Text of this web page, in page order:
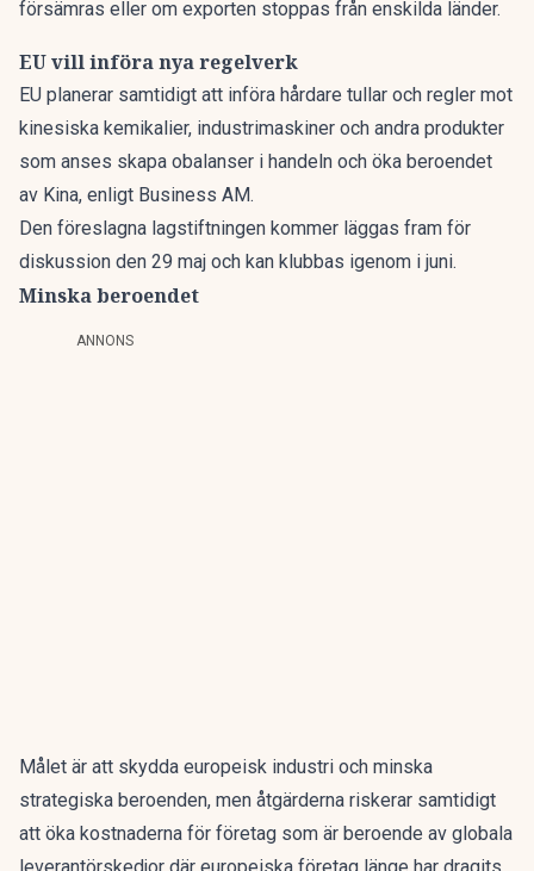
försämras eller om exporten stoppas från enskilda länder.
EU vill införa nya regelverk
EU planerar samtidigt att införa hårdare tullar och regler mot
kinesiska kemikalier, industrimaskiner och andra produkter
som anses skapa obalanser i handeln och öka beroendet
av Kina, enligt Business AM.
Den föreslagna lagstiftningen kommer läggas fram för
diskussion den 29 maj och kan klubbas igenom i juni.
Minska beroendet
ANNONS
Målet är att skydda europeisk industri och minska
strategiska beroenden, men åtgärderna riskerar samtidigt
att öka kostnaderna för företag som är beroende av globala